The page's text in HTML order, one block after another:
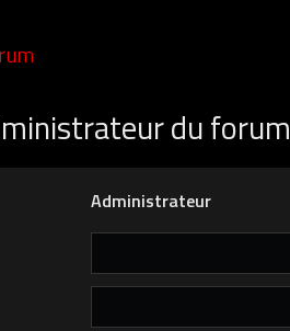
du forum
Administrateur